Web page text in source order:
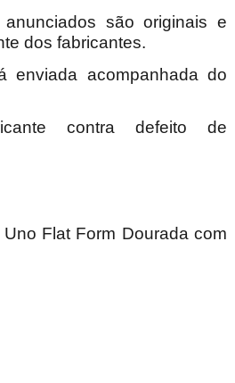
são originais e
dos fabricantes.
enviada acompanhada do
contra defeito de
Flat Form Dourada com
80303